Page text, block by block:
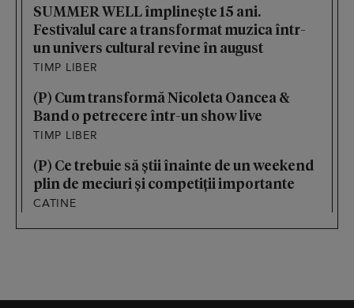
SUMMER WELL împlinește 15 ani.
Festivalul care a transformat muzica într-
un univers cultural revine în august
TIMP LIBER
(P) Cum transformă Nicoleta Oancea &
Band o petrecere într-un show live
TIMP LIBER
(P) Ce trebuie să știi înainte de un weekend
plin de meciuri și competiții importante
CATINE